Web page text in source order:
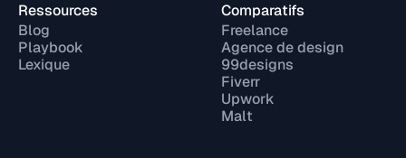
Ressources
Blog
Playbook
Lexique
Comparatifs
Freelance
Agence de design
99designs
Fiverr
Upwork
Malt